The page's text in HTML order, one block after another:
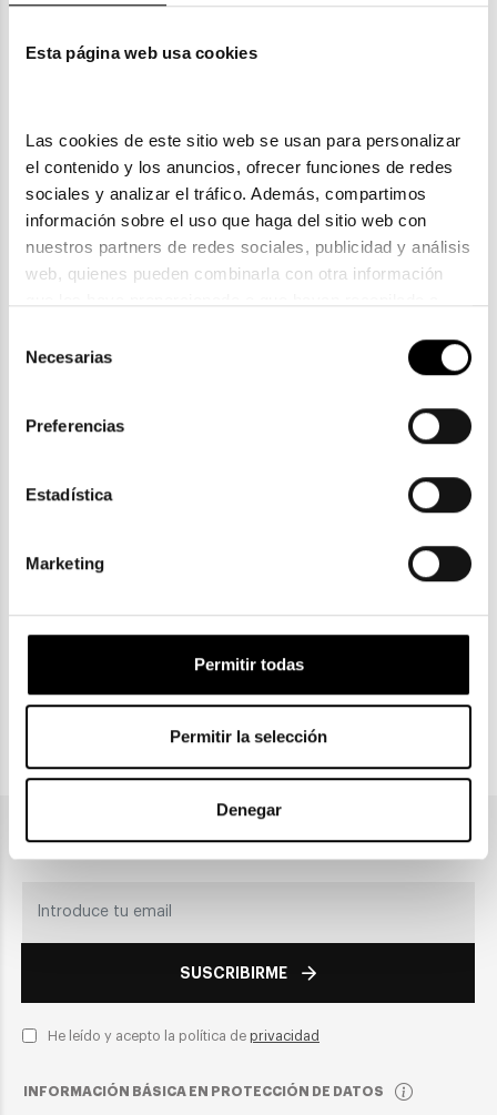
Esta página web usa cookies
Las cookies de este sitio web se usan para personalizar
el contenido y los anuncios, ofrecer funciones de redes
sociales y analizar el tráfico. Además, compartimos
información sobre el uso que haga del sitio web con
nuestros partners de redes sociales, publicidad y análisis
web, quienes pueden combinarla con otra información
la política de privacidad en el siguiente
. Consulta
Necesarias
Preferencias
Estadística
Marketing
Permitir todas
Permitir la selección
Denegar
Mini Munich
Recogida en tienda
Únete a nuestra newsletter
SUSCRIBIRME
He leído y acepto la política de privacidad
INFORMACIÓN BÁSICA EN PROTECCIÓN DE DATOS